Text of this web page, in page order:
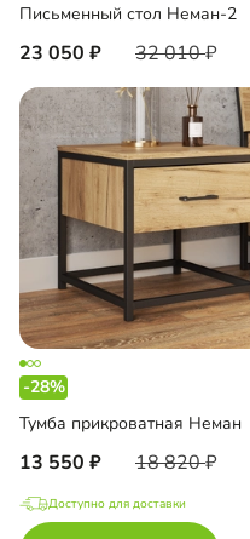
Письменный стол Неман-2
23 050 32 010
-28%
Тумба прикроватная Неман
13 550 18 820
Доступно для доставки